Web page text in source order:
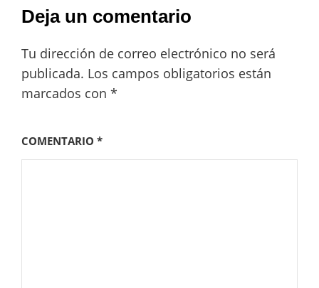
Deja un comentario
Tu dirección de correo electrónico no será
publicada. Los campos obligatorios están
marcados con *
COMENTARIO *